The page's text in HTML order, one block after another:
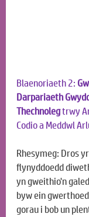
Blaenoriaeth 2:
Darpariaeth
Thechnoleg trwy
Codio a Meddwl
Rhesymeg: Dros
flynyddoedd
yn gweithio'n
byw ein
gorau i bob un